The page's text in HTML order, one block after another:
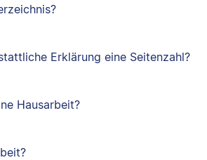
Erklärung eine Seitenzahl?
Hausarbeit?